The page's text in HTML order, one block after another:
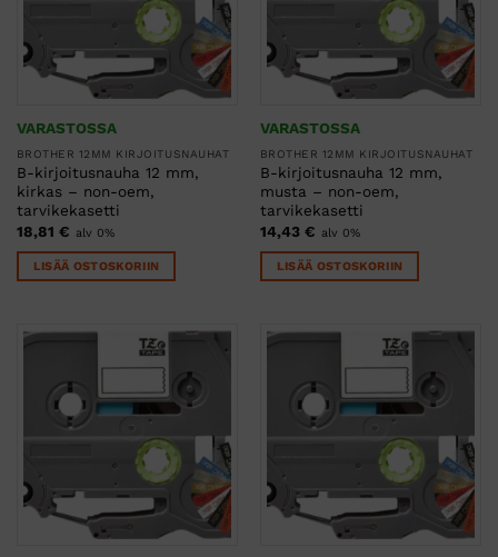
VARASTOSSA
BROTHER 12MM KIRJOITUSNAUHAT
B-kirjoitusnauha 12 mm,
kirkas – non-oem,
tarvikekasetti
18,81 € alv 0%
LISÄÄ OSTOSKORIIN
VARASTOSSA
BROTHER 12MM KIRJOITUSNAUHAT
B-kirjoitusnauha 12 mm,
musta – non-oem,
tarvikekasetti
14,43 € alv 0%
LISÄÄ OSTOSKORIIN